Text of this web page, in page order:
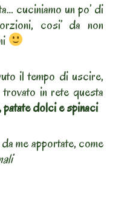
cuciniamo un po’ di
cosi’ da non
il tempo di uscire,
in rete questa
dolci e spinaci
me apportate, come